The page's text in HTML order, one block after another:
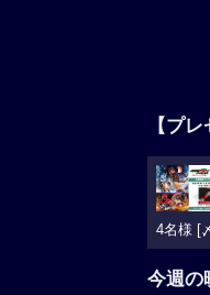
【プ
4名様 [
今週の